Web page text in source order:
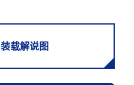
装载解说图